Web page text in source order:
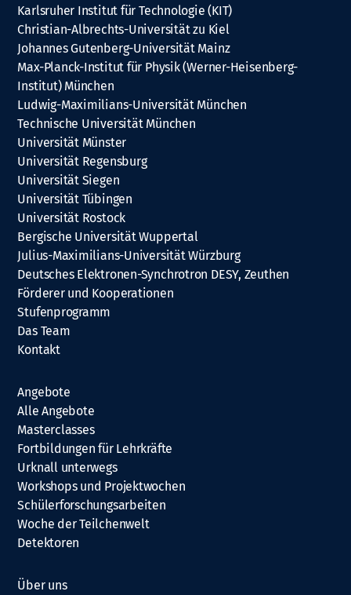
Karlsruher Institut für Technologie (KIT)
Christian-Albrechts-Universität zu Kiel
Johannes Gutenberg-Universität Mainz
Max-Planck-Institut für Physik (Werner-Heisenberg-
Institut) München
Ludwig-Maximilians-Universität München
Technische Universität München
Universität Münster
Universität Regensburg
Universität Siegen
Universität Tübingen
Universität Rostock
Bergische Universität Wuppertal
Julius-Maximilians-Universität Würzburg
Deutsches Elektronen-Synchrotron DESY, Zeuthen
Förderer und Kooperationen
Stufenprogramm
Das Team
Kontakt
Angebote
Alle Angebote
Masterclasses
Fortbildungen für Lehrkräfte
Urknall unterwegs
Workshops und Projektwochen
Schülerforschungsarbeiten
Woche der Teilchenwelt
Detektoren
Über uns